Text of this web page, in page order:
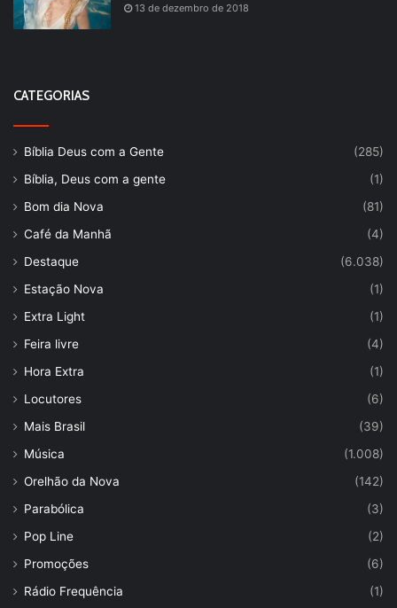
13 de dezembro de 2018
CATEGORIAS
Bíblia Deus com a Gente
(285)
Bíblia, Deus com a gente
(1)
Bom dia Nova
(81)
Café da Manhã
(4)
Destaque
(6.038)
Estação Nova
(1)
Extra Light
(1)
Feira livre
(4)
Hora Extra
(1)
Locutores
(6)
Mais Brasil
(39)
Música
(1.008)
Orelhão da Nova
(142)
Parabólica
(3)
Pop Line
(2)
Promoções
(6)
Rádio Frequência
(1)